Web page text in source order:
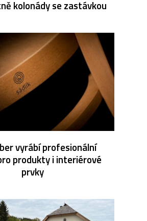
kolonády se zastávkou
vyrábí profesionální
produkty i interiérové
prvky